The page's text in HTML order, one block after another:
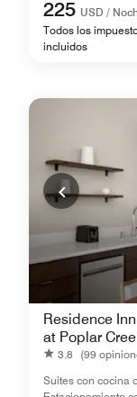
225 USD /
Todos los
incluidos
Residence
at Poplar
3.8 (99
Suites con cocina